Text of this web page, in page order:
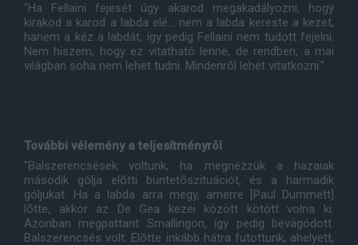
"Ha Fellaini fejesét úgy akarod megakadályozni, hogy
kirakod a karod a labda elé... nem a labda kereste a kezet,
hanem a kéz a labdát, így pedig Fellaini nem tudott fejelni.
Nem hiszem, hogy ez vitatható lenne, de rendben, a mai
világban soha nem lehet tudni. Mindenrõl lehet vitatkozni."
További vélemény a teljesítményrõl
"Balszerencsések voltunk, ha megnézzük a hazaiak
második gólja elõtti büntetõszituációt, és a harmadik
góljukat. Ha a labda arra megy, amerre [Paul Dummett]
lõtte, akkor az De Gea kezei között kötött volna ki.
Azonban megpattant Smallingon, így pedig bevágódott.
Balszerencsés volt. Elõtte inkább hátra futottunk, ahelyett,